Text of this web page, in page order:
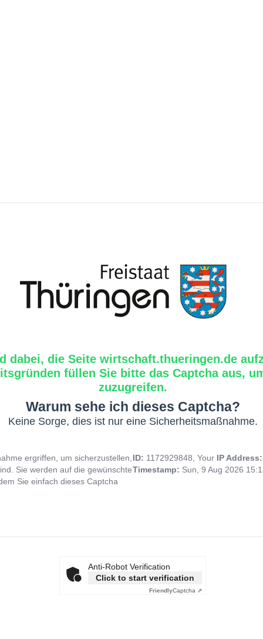
dabei, die Seite wirtschaft.thueringen.de
füllen Sie bitte das Captcha aus,
zuzugreifen.
Warum sehe ich dieses Captcha?
Keine Sorge, dies ist nur eine Sicherheitsmaßnahme.
ergriffen, um sicherzustellen,
Sie werden auf die gewünschte
Sie einfach dieses Captcha
ID: 1172929848, Your IP
Timestamp: Sun, 9 Aug 2026
Anti-Robot Verification
Click to start verification
FriendlyCaptcha ⇗